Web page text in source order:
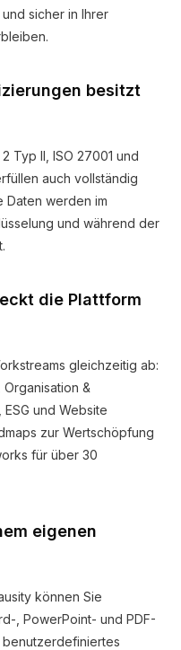
sicher in Ihrer
besitzt
Typ II, ISO 27001 und
auch vollständig
Daten werden im
und während der
die Plattform
gleichzeitig ab:
&
und Website
zur Wertschöpfung
für über 30
eigenen
können Sie
, PowerPoint- und PDF-